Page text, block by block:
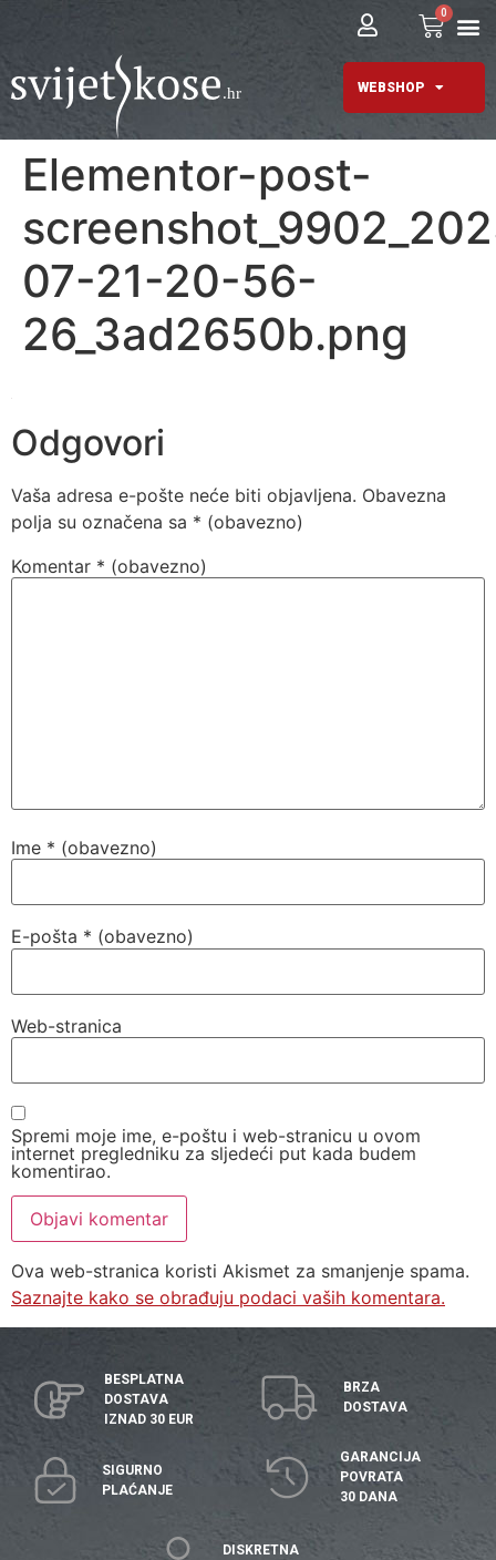
0
WEBSHOP
Elementor-post-
07-21-20-56-
26_3ad2650b.png
Odgovori
Vaša adresa e-pošte neće biti objavljena. Obavezna
polja su označena sa * (obavezno)
Komentar * (obavezno)
Ime * (obavezno)
E-pošta * (obavezno)
Web-stranica
Spremi moje ime, e-poštu i web-stranicu u ovom
internet pregledniku za sljedeći put kada budem
komentirao.
Ova web-stranica koristi Akismet za smanjenje spama.
Saznajte kako se obrađuju podaci vaših komentara.
BESPLATNA
DOSTAVA
IZNAD 30 EUR
BRZA
DOSTAVA
SIGURNO
PLAĆANJE
GARANCIJA
POVRATA
30 DANA
DISKRETNA